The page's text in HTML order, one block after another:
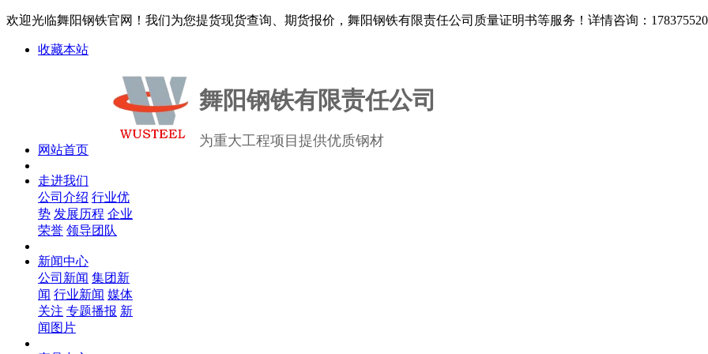
欢迎光临舞阳钢铁官网！我们为您提货现货查询、期货报价，舞阳钢铁有限责任公司质量证明书等服务！详情咨询：
收藏本站
舞阳钢铁有限责任公司
为重大工程项目提供优质钢材
网站首页
走进我们
公司介绍 行业优
势 发展历程 企业
荣誉 领导团队
新闻中心
公司新闻 集团新
闻 行业新闻 媒体
关注 专题播报 新
闻图片